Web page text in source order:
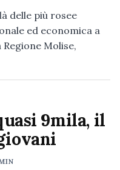
delle più rosee
ed economica a
Molise,
9mila, il